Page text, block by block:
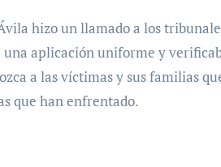
hizo un llamado a los
aplicación uniforme y
a las víctimas y sus familias
que han enfrentado.